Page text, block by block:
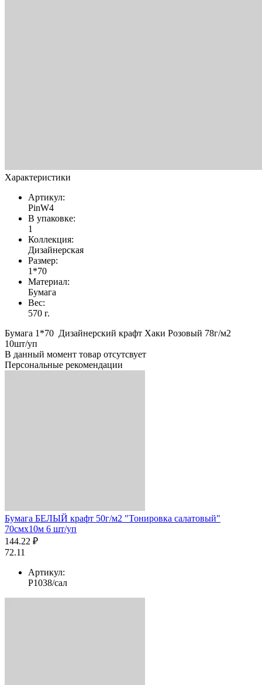
Характеристики
Артикул:
PinW4
В упаковке:
1
Коллекция:
Дизайнерская
Размер:
1*70
Материал:
Бумага
Вес:
570 г.
Бумага 1*70 Дизайнерский крафт Хаки Розовый 78г/м2
10шт/уп
В данный момент товар отсутсвует
Персональные рекомендации
Бумага БЕЛЫЙ крафт 50г/м2 "Тонировка салатовый"
70смх10м 6 шт/уп
144.22 ₽
72.11
Артикул:
Р1038/сал